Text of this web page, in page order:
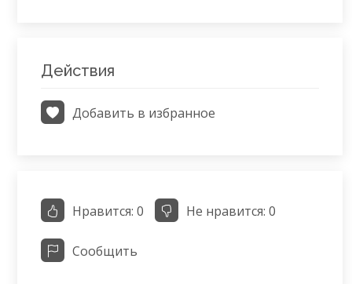
Действия
Добавить в избранное
Нравится: 0 Не нравится: 0
Сообщить